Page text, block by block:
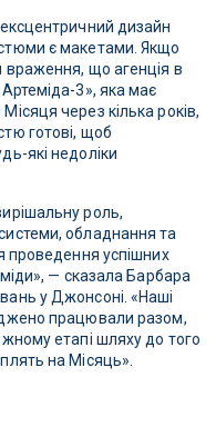
дизайн
є макетами. Якщо
враження, що агенція в
3», яка має
через кілька років,
готові, щоб
які недоліки
роль,
обладнання та
проведення успішних
— сказала Барбара
у Джонсоні. «Наші
працювали разом,
етапі шляху до того
на Місяць».